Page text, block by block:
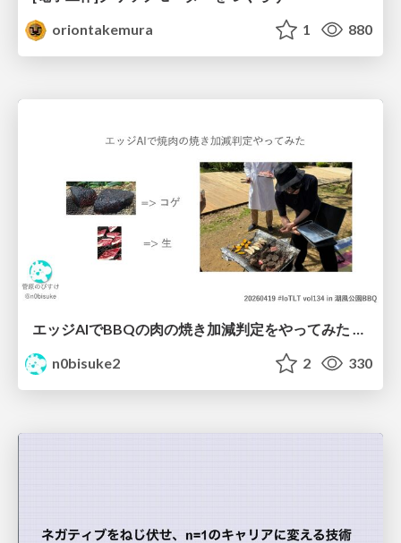
oriontakemura
1 880
エッジAIでBBQの肉の焼き加減判定をやってみた #iotlt #seeed
n0bisuke2
2 330